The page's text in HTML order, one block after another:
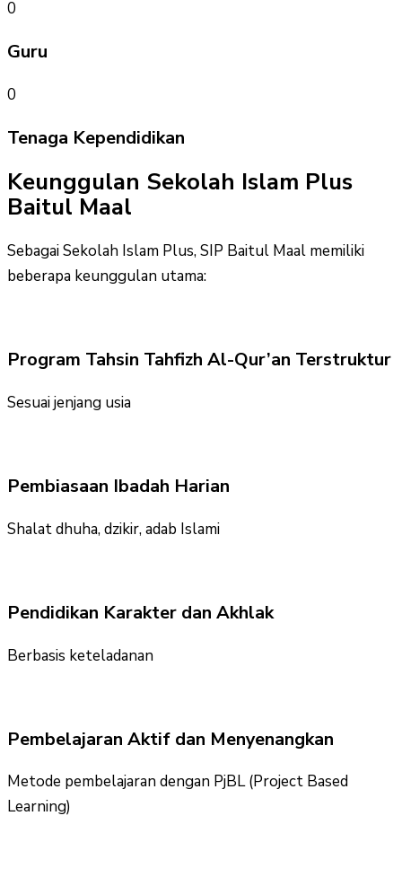
0
Guru
0
Tenaga Kependidikan
Keunggulan Sekolah Islam Plus
Baitul Maal
Sebagai Sekolah Islam Plus, SIP Baitul Maal memiliki
beberapa keunggulan utama:
Program Tahsin Tahfizh Al-Qur’an Terstruktur
Sesuai jenjang usia
Pembiasaan Ibadah Harian
Shalat dhuha, dzikir, adab Islami
Pendidikan Karakter dan Akhlak
Berbasis keteladanan
Pembelajaran Aktif dan Menyenangkan
Metode pembelajaran dengan PjBL (Project Based
Learning)